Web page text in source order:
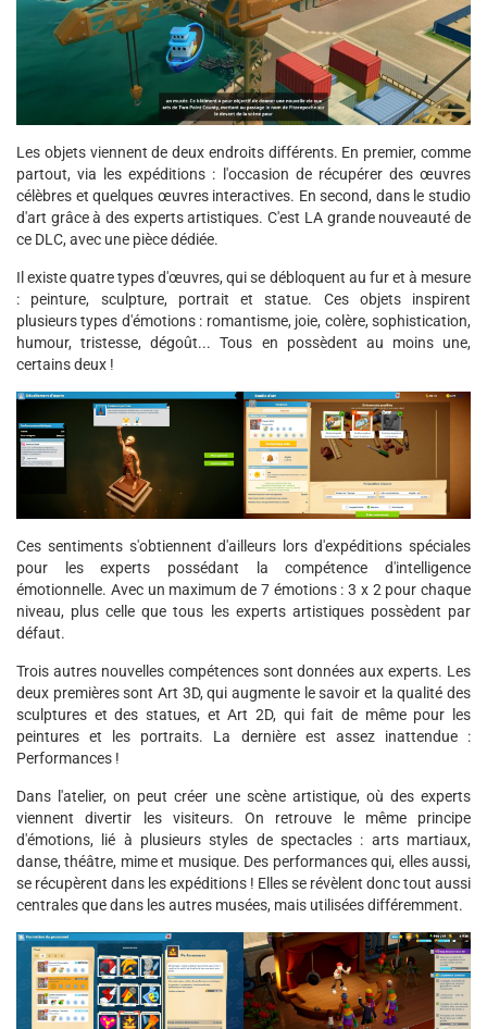
Les objets viennent de deux endroits différents. En premier, comme
partout, via les expéditions : l'occasion de récupérer des œuvres
célèbres et quelques œuvres interactives. En second, dans le studio
d'art grâce à des experts artistiques. C'est LA grande nouveauté de
ce DLC, avec une pièce dédiée.
Il existe quatre types d'œuvres, qui se débloquent au fur et à mesure
: peinture, sculpture, portrait et statue. Ces objets inspirent
plusieurs types d'émotions : romantisme, joie, colère, sophistication,
humour, tristesse, dégoût... Tous en possèdent au moins une,
certains deux !
Ces sentiments s'obtiennent d'ailleurs lors d'expéditions spéciales
pour les experts possédant la compétence d'intelligence
émotionnelle. Avec un maximum de 7 émotions : 3 x 2 pour chaque
niveau, plus celle que tous les experts artistiques possèdent par
défaut.
Trois autres nouvelles compétences sont données aux experts. Les
deux premières sont Art 3D, qui augmente le savoir et la qualité des
sculptures et des statues, et Art 2D, qui fait de même pour les
peintures et les portraits. La dernière est assez inattendue :
Performances !
Dans l'atelier, on peut créer une scène artistique, où des experts
viennent divertir les visiteurs. On retrouve le même principe
d'émotions, lié à plusieurs styles de spectacles : arts martiaux,
danse, théâtre, mime et musique. Des performances qui, elles aussi,
se récupèrent dans les expéditions ! Elles se révèlent donc tout aussi
centrales que dans les autres musées, mais utilisées différemment.